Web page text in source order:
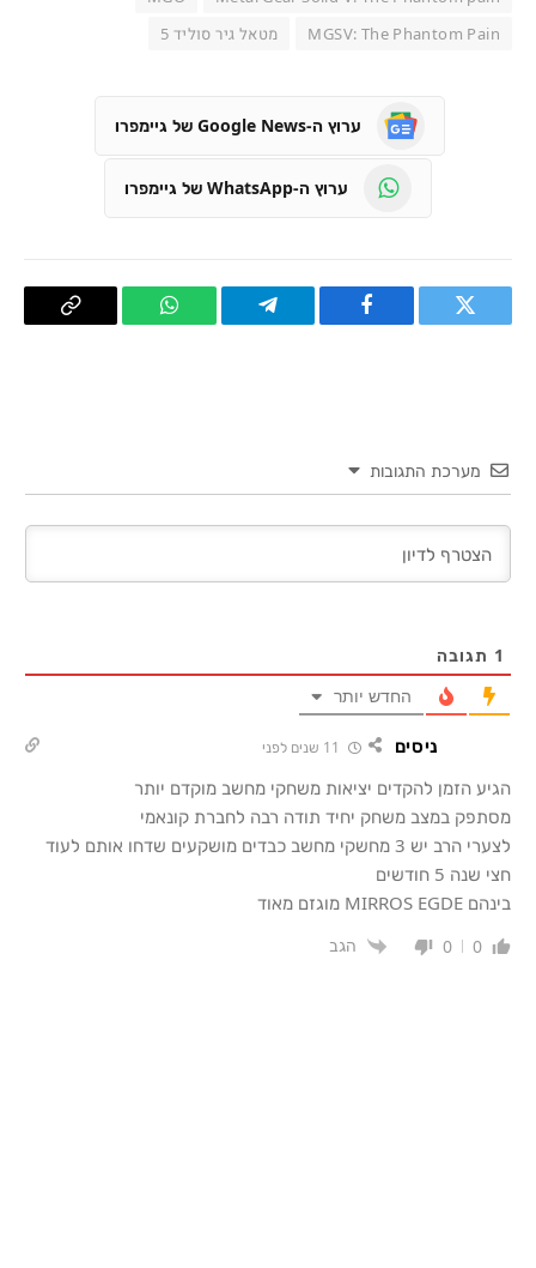
MGSV: The Phantom Pain
מטאל גיר סוליד 5
ערוץ ה-Google News של גיימפרו
ערוץ ה-WhatsApp של גיימפרו
טוויטר פייסבוק Telegram
WhatsApp העתק
מערכת התגובות
1 תגובה
החדש יותר
ניסים
הגיע הזמן להקדים יציאות משחקי מחשב מוקדם יותר
מסתפק במצב משחק יחיד תודה רבה לחברת קונאמי
לצערי הרב יש 3 מחשקי מחשב כבדים מושקעים שדחו אותם לעוד
חצי שנה 5 חודשים
בינהם MIRROS EGDE מוגזם מאוד
0
0 הגב